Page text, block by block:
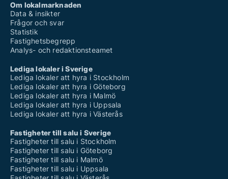
Om lokalmarknaden
Data & insikter
Frågor och svar
Statistik
Fastighetsbegrepp
Analys- och redaktionsteamet
Lediga lokaler i Sverige
Lediga lokaler att hyra i Stockholm
Lediga lokaler att hyra i Göteborg
Lediga lokaler att hyra i Malmö
Lediga lokaler att hyra i Uppsala
Lediga lokaler att hyra i Västerås
Fastigheter till salu i Sverige
Fastigheter till salu i Stockholm
Fastigheter till salu i Göteborg
Fastigheter till salu i Malmö
Fastigheter till salu i Uppsala